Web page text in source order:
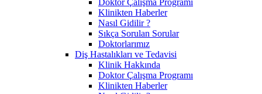
Klinikten Haberler
Nasıl Gidilir ?
Sıkça Sorulan Sorular
Doktorlarımız
Diş Hastalıkları ve Tedavisi
Klinik Hakkında
Doktor Çalışma Programı
Klinikten Haberler